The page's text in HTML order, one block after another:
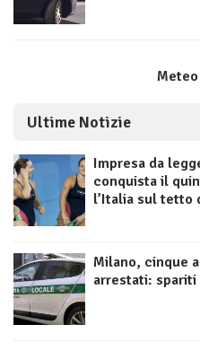
Meteo
Ultime Notizie
Impresa da
conquista il
l’Italia sul tetto
Milano, cinque
arrestati: spariti